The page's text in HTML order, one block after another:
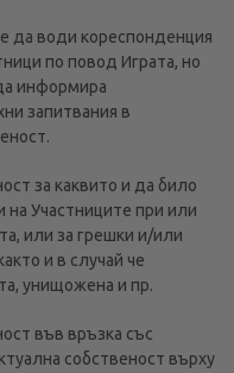
да води кореспонденция
по повод Играта, но
информира
запитвания в
за каквито и да било
на Участниците при или
или за грешки и/или
и в случай че
унищожена и пр.
във връзка със
собственост върху